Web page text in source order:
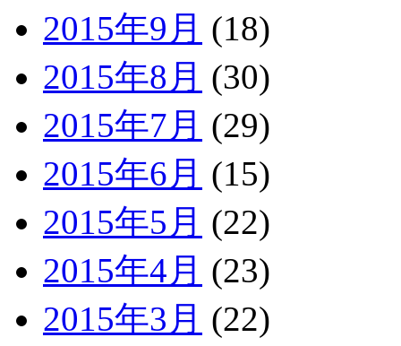
2015年9月 (18)
2015年8月 (30)
2015年7月 (29)
2015年6月 (15)
2015年5月 (22)
2015年4月 (23)
2015年3月 (22)